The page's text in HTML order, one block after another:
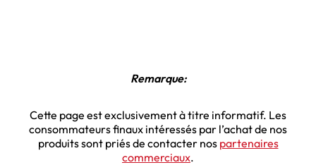
Remarque:
Cette page est exclusivement à titre informatif. Les
consommateurs finaux intéressés par l’achat de nos
produits sont priés de contacter nos partenaires
commerciaux.